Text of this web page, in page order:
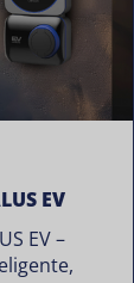
EV
EV –